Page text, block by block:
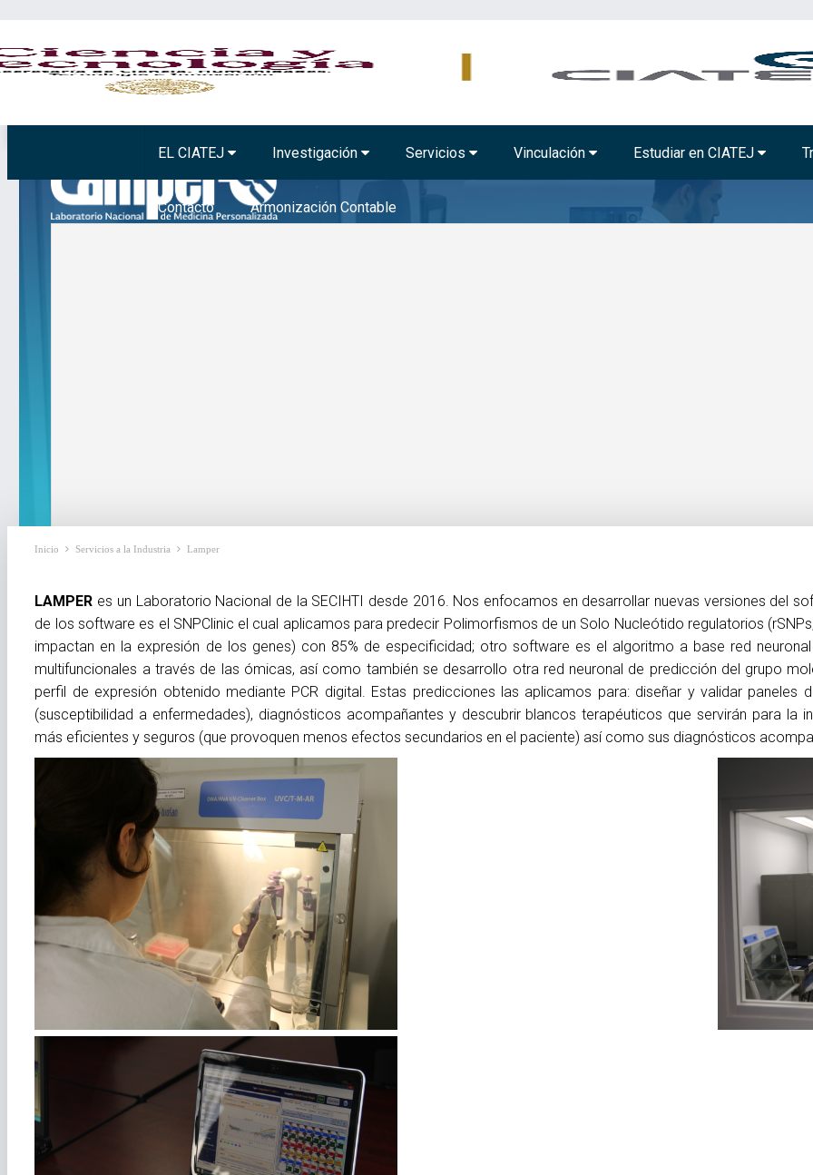
EL CIATEJ Investigación Servicios Vinculación Estudiar en CIATEJ
Contacto Armonización Contable
Inicio Servicios a la Industria Lamper
LAMPER es un Laboratorio Nacional de la SECIHTI desde 2016. Nos enfocamos en desarrollar nuevas versiones del
de los software es el SNPClinic el cual aplicamos para predecir Polimorfismos de un Solo Nucleótido regulatorios
impactan en la expresión de los genes) con 85% de especificidad; otro software es el algoritmo a base red
multifuncionales a través de las ómicas, así como también se desarrollo otra red neuronal de predicción del grupo
perfil de expresión obtenido mediante PCR digital. Estas predicciones las aplicamos para: diseñar y validar paneles
(susceptibilidad a enfermedades), diagnósticos acompañantes y descubrir blancos terapéuticos que servirán para la
más eficientes y seguros (que provoquen menos efectos secundarios en el paciente) así como sus diagnósticos